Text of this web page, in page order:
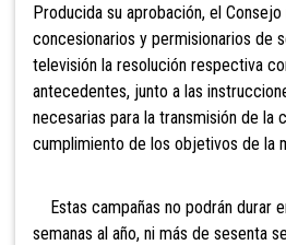
Producida su aprobación, el
concesionarios y permisionarios de
televisión la resolución respectiva
antecedentes, junto a las
necesarias para la transmisión de la
cumplimiento de los objetivos de la
Estas campañas no podrán durar
semanas al año, ni más de sesenta